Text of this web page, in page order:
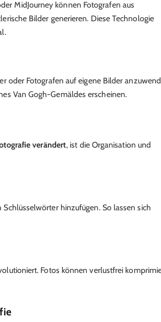
MidJourney können Fotografen aus
Bilder generieren. Diese Technologie
oder Fotografen auf eigene Bilder
Van Gogh-Gemäldes erscheinen.
verändert, ist die Organisation und
hinzufügen. So lassen sich
Fotos können verlustfrei